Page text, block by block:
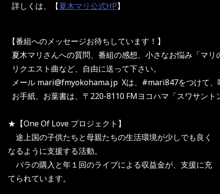
詳しくは、【夏木マリ公式HP】
【番組へのメッセージお待ちしています！】
夏木マリさんへの質問、番組の感想、小さなお悩み「マ
  リクエスト曲など、自由に送って下さい。
メール mari@fmyokohama.jp  Xは、#mari847をつけて、
お手紙、お葉書は、〒220-8110 FMヨコハマ「スワサント
★【One Of Love プロジェクト】
途上国の子供たちと母親たちの生活環境が少しでも良く
なるように支援する活動。
バラの購入と年１回のライブによる収益金が、支援に充
てられています。